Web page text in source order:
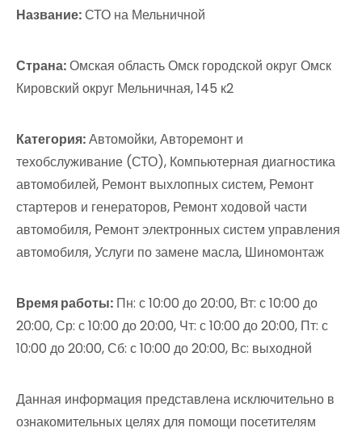
Название:СТО на Мельничной
Страна:Омская область Омск городской округ Омск
Кировский округ Мельничная, 145 к2
Категория:Автомойки, Авторемонт и
техобслуживание (СТО), Компьютерная диагностика
автомобилей, Ремонт выхлопных систем, Ремонт
стартеров и генераторов, Ремонт ходовой части
автомобиля, Ремонт электронных систем управления
автомобиля, Услуги по замене масла, Шиномонтаж
Время работы: Пн: с 10:00 до 20:00, Вт: с 10:00 до
20:00, Ср: с 10:00 до 20:00, Чт: с 10:00 до 20:00, Пт: с
10:00 до 20:00, Сб: с 10:00 до 20:00, Вс: выходной
Данная информация представлена исключительно в
ознакомительных целях для помощи посетителям